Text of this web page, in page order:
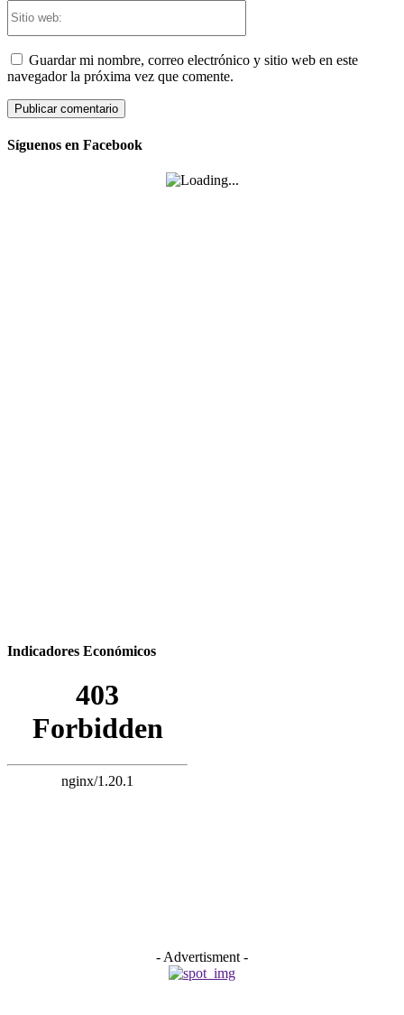
Guardar mi nombre, correo electrónico y sitio web en este
navegador la próxima vez que comente.
Síguenos en Facebook
Indicadores Económicos
- Advertisment -